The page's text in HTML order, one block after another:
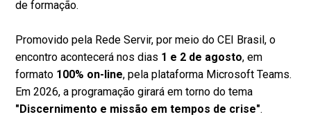
de formação.
Promovido pela Rede Servir, por meio do CEI Brasil, o
encontro acontecerá nos dias 1 e 2 de agosto, em
formato 100% on-line, pela plataforma Microsoft Teams.
Em 2026, a programação girará em torno do tema
"Discernimento e missão em tempos de crise".